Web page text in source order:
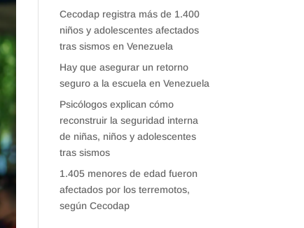
Cecodap registra más de 1.400
niños y adolescentes afectados
tras sismos en Venezuela
Hay que asegurar un retorno
seguro a la escuela en Venezuela
Psicólogos explican cómo
reconstruir la seguridad interna
de niñas, niños y adolescentes
tras sismos
1.405 menores de edad fueron
afectados por los terremotos,
según Cecodap